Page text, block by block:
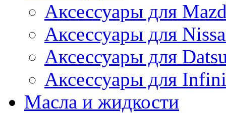
Аксессуары для
Аксессуары для
Аксессуары для
Аксессуары для
Масла и жидкости